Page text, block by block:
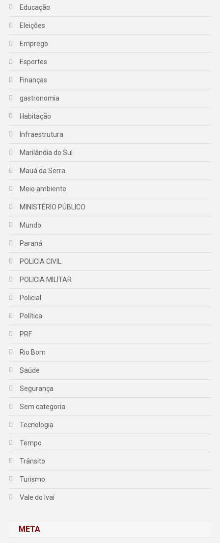
Educação
Eleições
Emprego
Esportes
Finanças
gastronomia
Habitação
Infraestrutura
Marilândia do Sul
Mauá da Serra
Meio ambiente
MINISTÉRIO PÚBLICO
Mundo
Paraná
POLICIA CIVIL
POLICIA MILITAR
Policial
Política
PRF
Rio Bom
Saúde
Segurança
Sem categoria
Tecnologia
Tempo
Trânsito
Turismo
Vale do Ivaí
META